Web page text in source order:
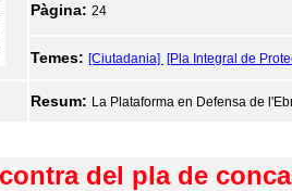
Pàgina: 24
Temes: [Ciutadania] [Pla Integral de
Resum: La Plataforma en Defensa de
del pla de